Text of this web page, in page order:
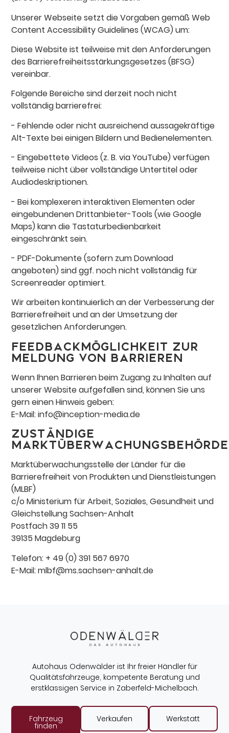
Unserer Webseite setzt die Vorgaben gemäß Web
Content Accessibility Guidelines (WCAG) um:
Diese Website ist teilweise mit den Anforderungen
des Barrierefreiheitsstärkungsgesetzes (BFSG)
vereinbar.
Folgende Bereiche sind derzeit noch nicht
vollständig barrierefrei:
- Fehlende oder nicht ausreichend aussagekräftige
Alt-Texte bei einigen Bildern und Bedienelementen.
- Eingebettete Videos (z. B. via YouTube) verfügen
teilweise nicht über vollständige Untertitel oder
Audiodeskriptionen.
- Bei komplexeren interaktiven Elementen oder
eingebundenen Drittanbieter-Tools (wie Google
Maps) kann die Tastaturbedienbarkeit
eingeschränkt sein.
- PDF-Dokumente (sofern zum Download
angeboten) sind ggf. noch nicht vollständig für
Screenreader optimiert.
Wir arbeiten kontinuierlich an der Verbesserung der
Barrierefreiheit und an der Umsetzung der
gesetzlichen Anforderungen.
Feedbackmöglichkeit zur
Meldung von Barrieren
Wenn Ihnen Barrieren beim Zugang zu Inhalten auf
unserer Website aufgefallen sind, können Sie uns
gern einen Hinweis geben:
E-Mail: info@inception-media.de
Zuständige
Marktüberwachungsbehörde
Marktüberwachungsstelle der Länder für die
Barrierefreiheit von Produkten und Dienstleistungen
(MLBF)
c/o Ministerium für Arbeit, Soziales, Gesundheit und
Gleichstellung Sachsen-Anhalt
Postfach 39 11 55
39135 Magdeburg
Telefon: + 49 (0) 391 567 6970
E-Mail: mlbf@ms.sachsen-anhalt.de
Autohaus Odenwälder ist Ihr freier Händler für
Qualitätsfahrzeuge, kompetente Beratung und
erstklassigen Service in Zaberfeld-Michelbach.
Fahrzeug
finden
Verkaufen Werkstatt